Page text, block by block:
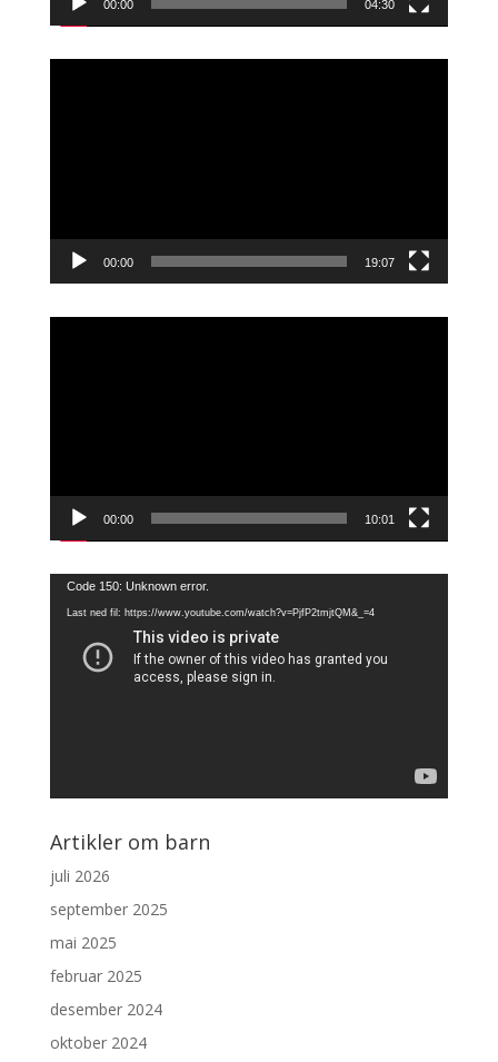
00:00 04:30
00:00 19:07
00:00 10:01
Videoavspiller
Code 150: Unknown error.
Last ned fil: https://www.youtube.com/watch?v=PjfP2tmjtQM&_=4
Artikler om barn
juli 2026
september 2025
mai 2025
februar 2025
desember 2024
oktober 2024